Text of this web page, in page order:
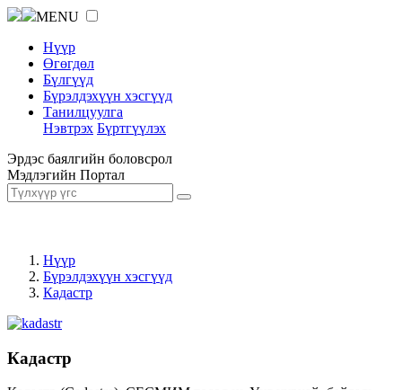
MENU
Нүүр
Өгөгдөл
Бүлгүүд
Бүрэлдэхүүн хэсгүүд
Танилцуулга
Нэвтрэх Бүртгүүлэх
Эрдэс баялгийн боловсрол
Мэдлэгийн Портал
Нүүр
Бүрэлдэхүүн хэсгүүд
Кадастр
Кадастр